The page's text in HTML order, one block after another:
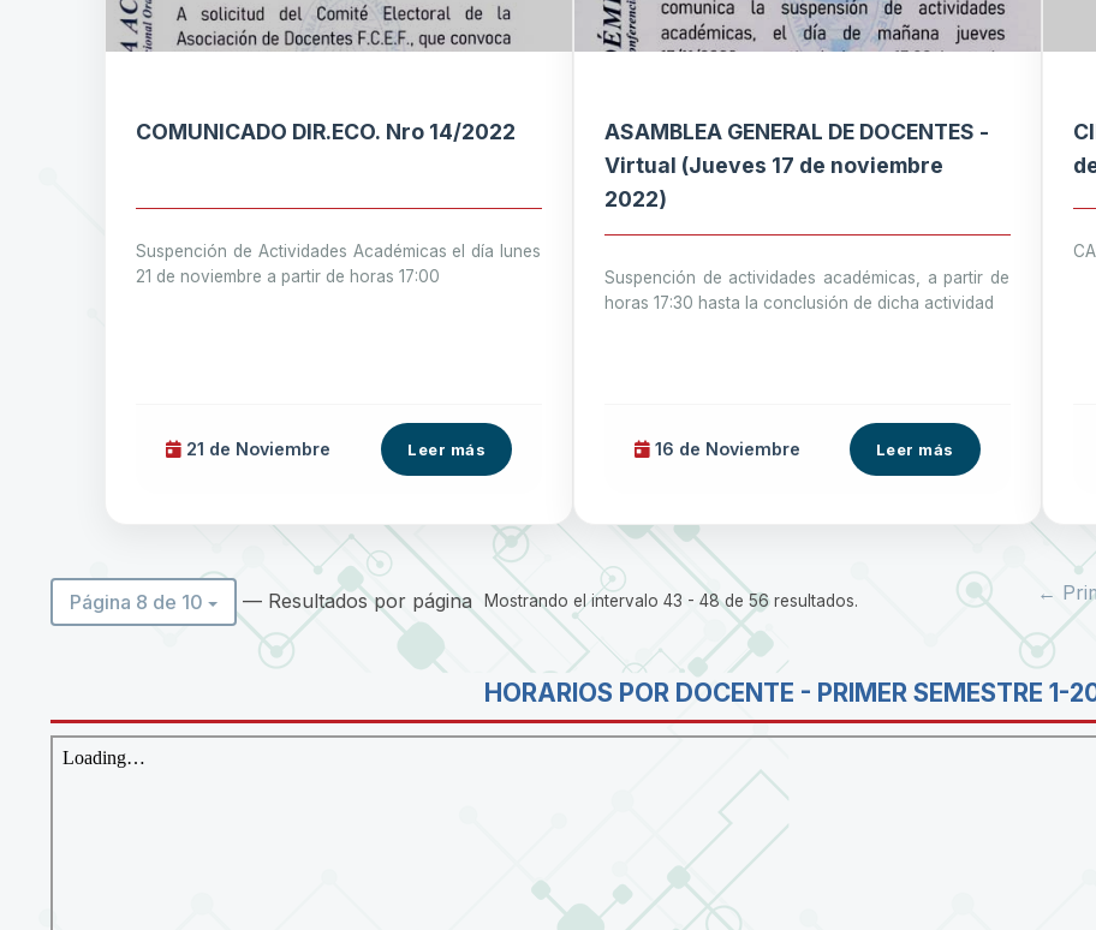
COMUNICADO DIR.ECO. Nro 14/2022
Suspención de Actividades Académicas el día lunes
21 de noviembre a partir de horas 17:00
21 de Noviembre Leer más
ASAMBLEA GENERAL DE DOCENTES -
Virtual (Jueves 17 de noviembre
2022)
Suspención de actividades académicas, a partir de
horas 17:30 hasta la conclusión de dicha actividad
16 de Noviembre Leer más
Página 8 de 10 — Resultados por página Mostrando el intervalo 43 - 48 de 56 resultados. ←
HORARIOS POR DOCENTE - PRIMER SEMESTRE 1-